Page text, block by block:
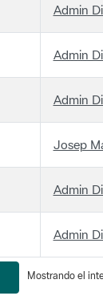
Admin
Admin
Admin
Josep
Admin
Admin
Mostrando el